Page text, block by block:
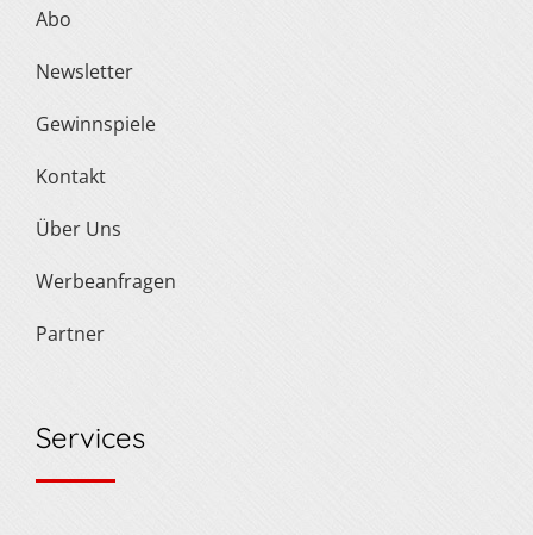
Abo
Newsletter
Gewinnspiele
Kontakt
Über Uns
Werbeanfragen
Partner
Services